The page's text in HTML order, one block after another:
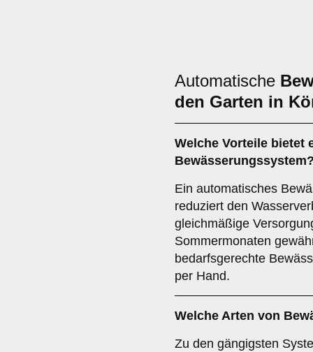
Automatische
den Garten in
Welche Vorteile bietet
Ein automatisches
reduziert den
gleichmäßige
Sommermonaten
bedarfsgerechte
per Hand.
Welche Arten von
Zu den gängigsten